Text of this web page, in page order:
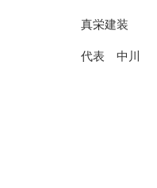
真栄建装
代表 中川